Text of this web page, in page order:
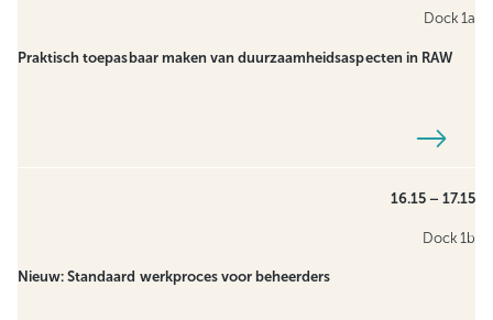
Dock 1a
Praktisch toepasbaar maken van duurzaamheidsaspecten in RAW
16.15 – 17.15
Dock 1b
Nieuw: Standaard werkproces voor beheerders